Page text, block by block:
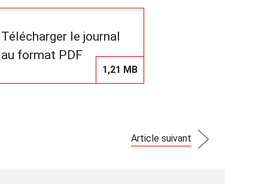
Télécharger le journal
au format PDF
1,21 MB
Article suivant